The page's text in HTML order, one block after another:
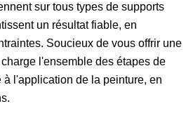
sur tous types de supports
un résultat fiable, en
Soucieux de vous offrir une
l'ensemble des étapes de
l'application de la peinture, en